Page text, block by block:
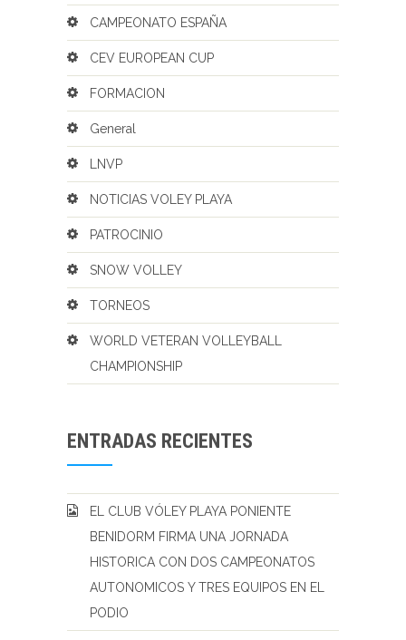
CAMPEONATO ESPAÑA
CEV EUROPEAN CUP
FORMACION
General
LNVP
NOTICIAS VOLEY PLAYA
PATROCINIO
SNOW VOLLEY
TORNEOS
WORLD VETERAN VOLLEYBALL
CHAMPIONSHIP
ENTRADAS RECIENTES
EL CLUB VÓLEY PLAYA PONIENTE
BENIDORM FIRMA UNA JORNADA
HISTORICA CON DOS CAMPEONATOS
AUTONOMICOS Y TRES EQUIPOS EN EL
PODIO